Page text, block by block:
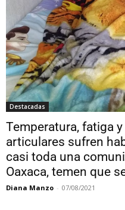
Destacadas
Temperatura, fatiga
articulares sufren
casi toda una
Oaxaca, temen que
Diana Manzo - 07/08/2021